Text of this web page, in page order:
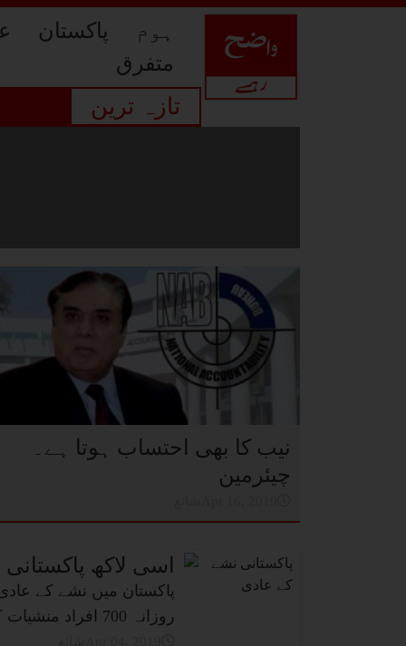
ہوم پاکستان
متفرق
تازہ ترین
نیب کا بھی احتساب ہوتا ہے۔
چیئرمین
اسی لاکھ
روزانہ 700 افراد منشیات کے استعمال کی وجہ سے موت کا شکار ہونے لگے۔